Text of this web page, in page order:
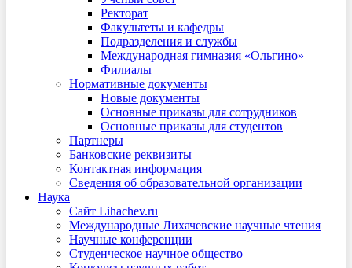
Ректорат
Факультеты и кафедры
Подразделения и службы
Международная гимназия «Ольгино»
Филиалы
Нормативные документы
Новые документы
Основные приказы для сотрудников
Основные приказы для студентов
Партнеры
Банковские реквизиты
Контактная информация
Сведения об образовательной организации
Наука
Сайт Lihachev.ru
Международные Лихачевские научные чтения
Научные конференции
Студенческое научное общество